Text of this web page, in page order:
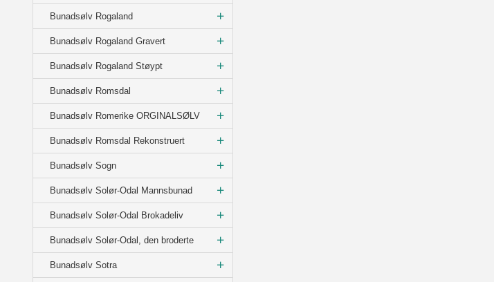
Bunadsølv Rogaland
Bunadsølv Rogaland Gravert
Bunadsølv Rogaland Støypt
Bunadsølv Romsdal
Bunadsølv Romerike ORGINALSØLV
Bunadsølv Romsdal Rekonstruert
Bunadsølv Sogn
Bunadsølv Solør-Odal Mannsbunad
Bunadsølv Solør-Odal Brokadeliv
Bunadsølv Solør-Odal, den broderte
Bunadsølv Sotra